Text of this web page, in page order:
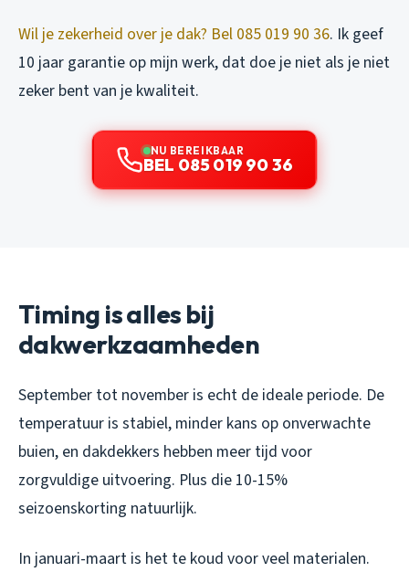
Wil je zekerheid over je dak? Bel 085 019 90 36. Ik geef
10 jaar garantie op mijn werk, dat doe je niet als je niet
zeker bent van je kwaliteit.
NU BEREIKBAAR
BEL 085 019 90 36
Timing is alles bij
dakwerkzaamheden
September tot november is echt de ideale periode. De
temperatuur is stabiel, minder kans op onverwachte
buien, en dakdekkers hebben meer tijd voor
zorgvuldige uitvoering. Plus die 10-15%
seizoenskorting natuurlijk.
In januari-maart is het te koud voor veel materialen.